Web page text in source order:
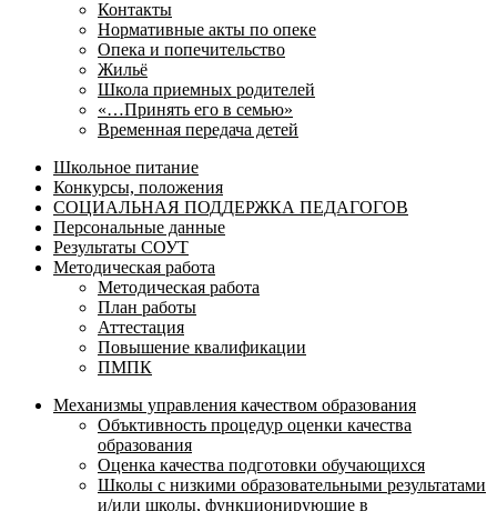
Контакты
Нормативные акты по опеке
Опека и попечительство
Жильё
Школа приемных родителей
«…Принять его в семью»
Временная передача детей
Школьное питание
Конкурсы, положения
СОЦИАЛЬНАЯ ПОДДЕРЖКА ПЕДАГОГОВ
Персональные данные
Результаты СОУТ
Методическая работа
Методическая работа
План работы
Аттестация
Повышение квалификации
ПМПК
Механизмы управления качеством образования
Объктивность процедур оценки качества
образования
Оценка качества подготовки обучающихся
Школы с низкими образовательными результатами
и/или школы, функционирующие в